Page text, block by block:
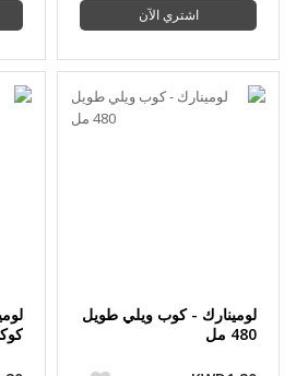
اشتري الآن
لومينارك - كوب ويلي طويل
480 مل